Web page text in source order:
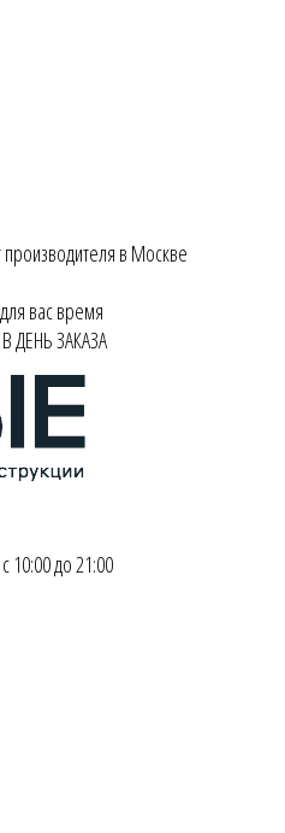
в Москве
вас время
ДЕНЬ ЗАКАЗА
10:00 до 21:00